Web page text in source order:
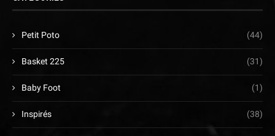
Petit Poto (44)
Basket 225 (31)
Baby Foot (1)
Inspirés (38)